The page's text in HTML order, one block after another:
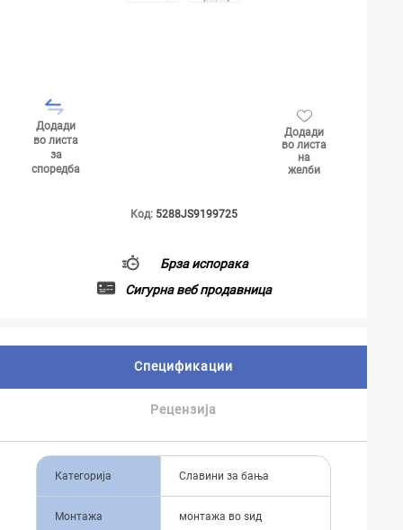
Додади
во листа
за
споредба
Додади
во листа
на
желби
Код: 5288JS9199725
Брза испорака
Сигурна веб продавница
Спецификации
Рецензија
Категорија Славини за бања
Монтажа монтажа во ѕид